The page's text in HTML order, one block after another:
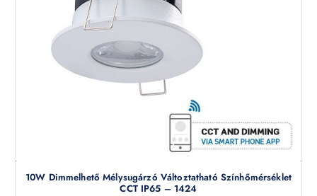
10W Dimmelhető Mélysugárzó Változtatható Színhőmérséklet
CCT IP65 – 1424